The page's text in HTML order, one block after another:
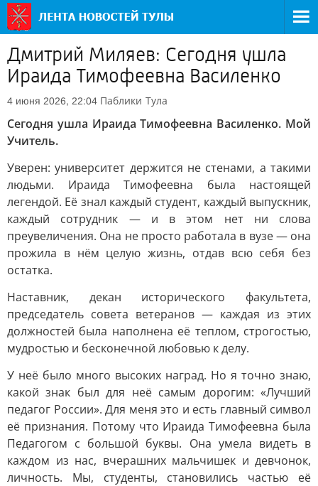
Дмитрий Миляев: Сегодня ушла
Ираида Тимофеевна Василенко
4 июня 2026, 22:04 Паблики Тула
Сегодня ушла Ираида Тимофеевна Василенко. Мой
Учитель.
Уверен: университет держится не стенами, а такими
людьми. Ираида Тимофеевна была настоящей
легендой. Её знал каждый студент, каждый выпускник,
каждый сотрудник — и в этом нет ни слова
преувеличения. Она не просто работала в вузе — она
прожила в нём целую жизнь, отдав всю себя без
остатка.
Наставник, декан исторического факультета,
председатель совета ветеранов — каждая из этих
должностей была наполнена её теплом, строгостью,
мудростью и бесконечной любовью к делу.
У неё было много высоких наград. Но я точно знаю,
какой знак был для неё самым дорогим: «Лучший
педагог России». Для меня это и есть главный символ
её признания. Потому что Ираида Тимофеевна была
Педагогом с большой буквы. Она умела видеть в
каждом из нас, вчерашних мальчишек и девчонок,
личность. Мы, студенты, становились частью её